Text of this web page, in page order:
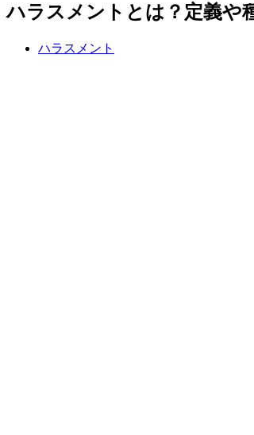
ハラスメントとは？定義や
ハラスメント